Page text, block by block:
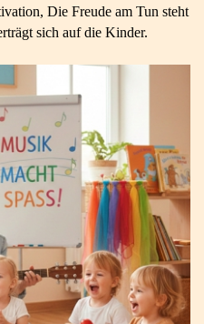
Die Freude am Tun steht
sich auf die Kinder.